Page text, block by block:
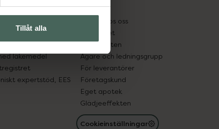
Tillåt alla
in gammal medicin
läkemedel
expertstöd, EES
Pressrum
Jobba hos oss
Hållbarhet
Samarbeten
Ägare och ledningsgrupp
För leverantörer
Företagskund
Eget apotek
Glädjeeffekten
Cookieinställningar